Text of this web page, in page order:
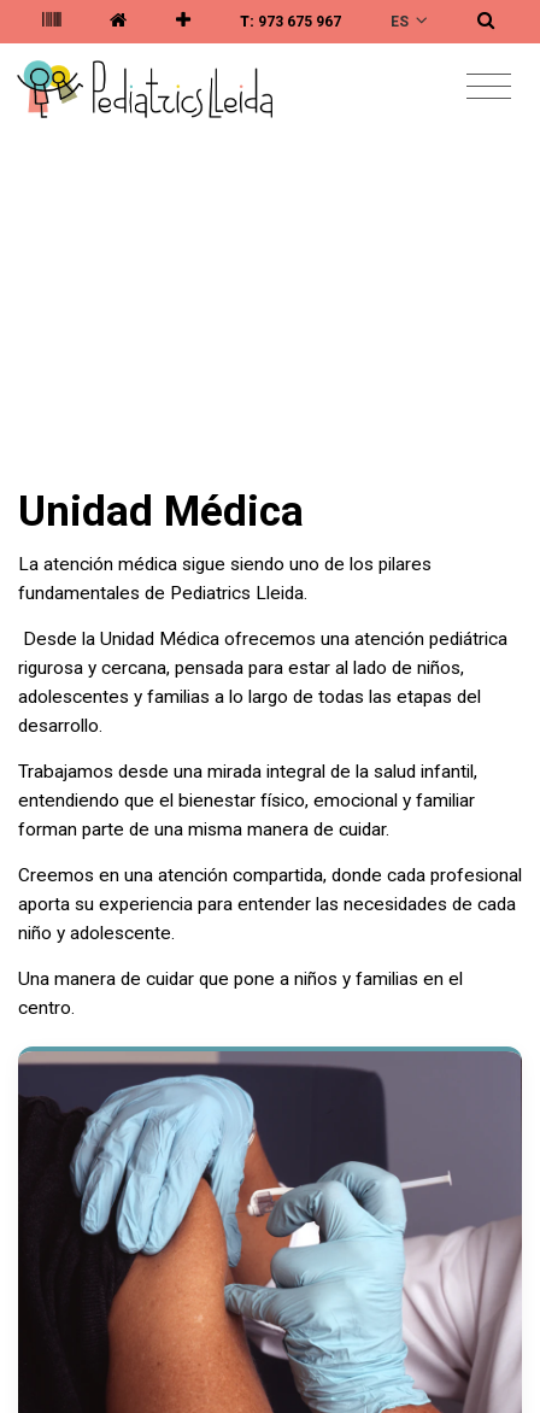
T: 973 675 967 ES
Unidad Médica
La atención médica sigue siendo uno de los pilares
fundamentales de Pediatrics Lleida.
Desde la Unidad Médica ofrecemos una atención pediátrica
rigurosa y cercana, pensada para estar al lado de niños,
adolescentes y familias a lo largo de todas las etapas del
desarrollo.
Trabajamos desde una mirada integral de la salud infantil,
entendiendo que el bienestar físico, emocional y familiar
forman parte de una misma manera de cuidar.
Creemos en una atención compartida, donde cada profesional
aporta su experiencia para entender las necesidades de cada
niño y adolescente.
Una manera de cuidar que pone a niños y familias en el
centro.